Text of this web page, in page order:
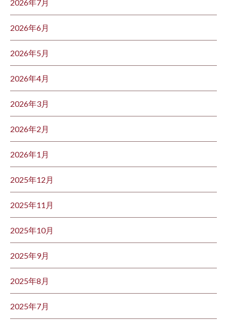
2026年7月
2026年6月
2026年5月
2026年4月
2026年3月
2026年2月
2026年1月
2025年12月
2025年11月
2025年10月
2025年9月
2025年8月
2025年7月